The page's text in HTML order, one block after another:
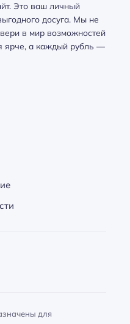
Это ваш личный
досуга. Мы не
в мир возможностей
ярче, а каждый рубль —
для